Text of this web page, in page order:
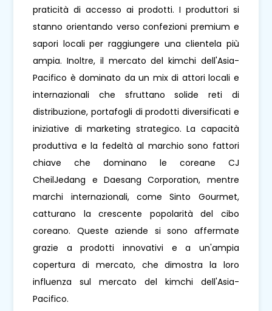
praticità di accesso ai prodotti. I produttori si
stanno orientando verso confezioni premium e
sapori locali per raggiungere una clientela più
ampia. Inoltre, il mercato del kimchi dell'Asia-
Pacifico è dominato da un mix di attori locali e
internazionali che sfruttano solide reti di
distribuzione, portafogli di prodotti diversificati e
iniziative di marketing strategico. La capacità
produttiva e la fedeltà al marchio sono fattori
chiave che dominano le coreane CJ
CheilJedang e Daesang Corporation, mentre
marchi internazionali, come Sinto Gourmet,
catturano la crescente popolarità del cibo
coreano. Queste aziende si sono affermate
grazie a prodotti innovativi e a un'ampia
copertura di mercato, che dimostra la loro
influenza sul mercato del kimchi dell'Asia-
Pacifico.